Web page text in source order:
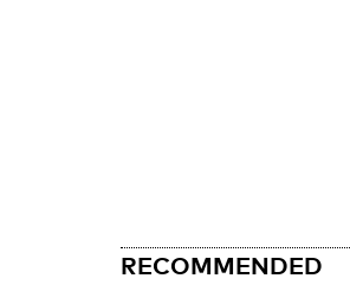
RECOMMENDED